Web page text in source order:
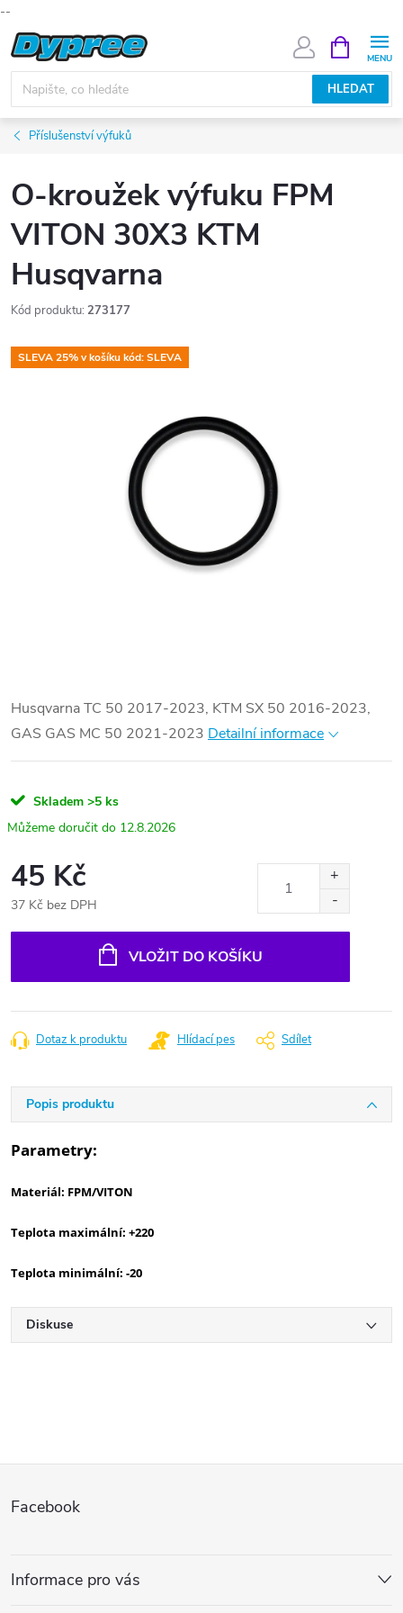
--
Přejít
na
obsah
HLEDAT
NÁKUPNÍ
KOŠÍK
Příslušenství výfuků
O-kroužek výfuku FPM
VITON 30X3 KTM
Husqvarna
Kód produktu: 273177
SLEVA 25% v košíku kód: SLEVA
Husqvarna TC 50 2017-2023, KTM SX 50 2016-2023,
GAS GAS MC 50 2021-2023 Detailní informace
Skladem >5 ks
12.8.2026
45 Kč
37 Kč bez DPH
VLOŽIT DO KOŠÍKU
Dotaz k produktu Hlídací pes Sdílet
Popis produktu
Parametry:
Materiál: FPM/VITON
Teplota maximální: +220
Teplota minimální: -20
Diskuse
p
Facebook
Informace pro vás